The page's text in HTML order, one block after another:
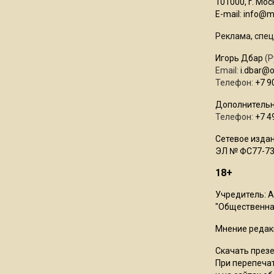
E-mail:
Реклама,
Игорь Дбар
Email:
Телефон: +7
Телефон: +7
Сетевое
ЭЛ № ФС77-
18+
Учредитель:
Мнение
Скачать
При